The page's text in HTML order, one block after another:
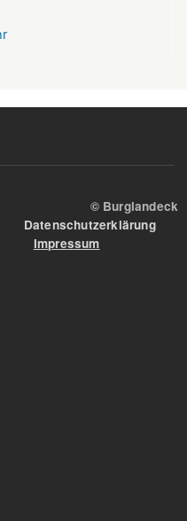
Datenschutzerklärung
Impressum